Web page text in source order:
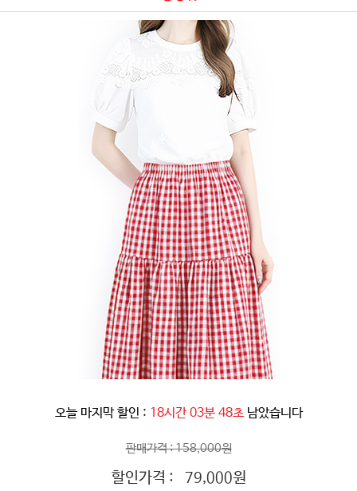
오늘 마지막 할인 : 18시간 03분 46초 남았습니다
판매가격 : 158,000원
할인가격 : 79,000원